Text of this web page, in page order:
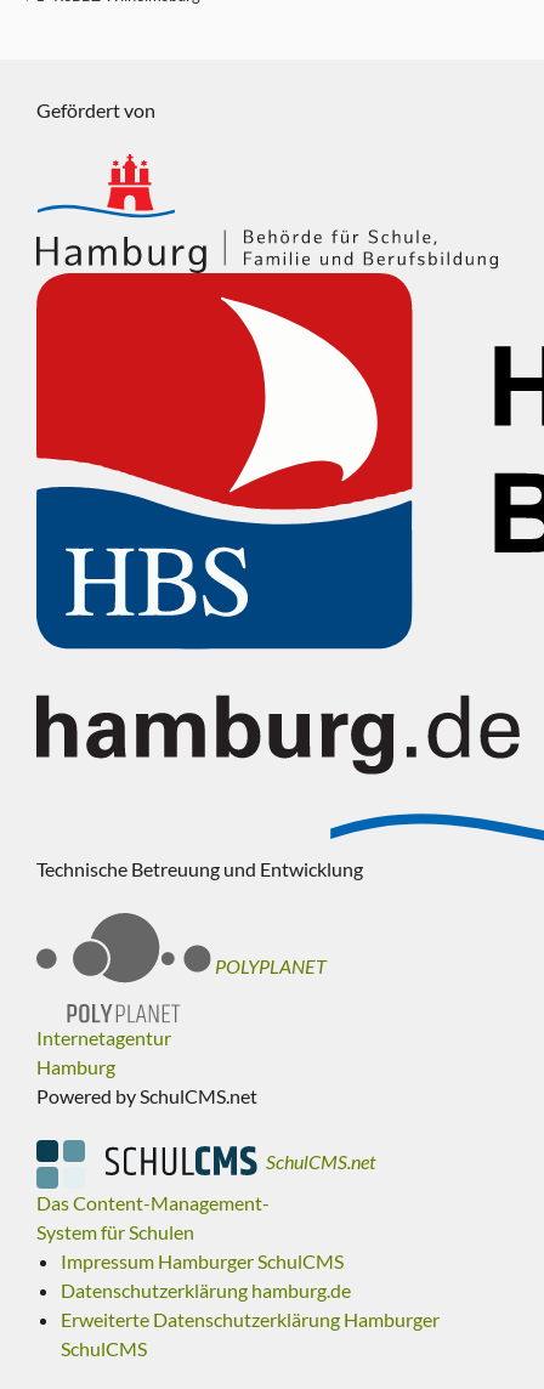
Gefördert von
Technische Betreuung und Entwicklung
POLYPLANET
Internetagentur
Hamburg
Powered by SchulCMS.net
SchulCMS.net
Das Content-Management-
System für Schulen
Impressum Hamburger SchulCMS
Datenschutzerklärung hamburg.de
Erweiterte Datenschutzerklärung Hamburger
SchulCMS